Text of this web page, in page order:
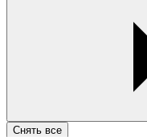
Снять все